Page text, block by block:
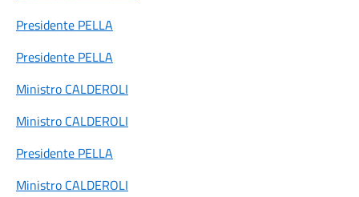
Presidente PELLA
Presidente PELLA
Ministro CALDEROLI
Ministro CALDEROLI
Presidente PELLA
Ministro CALDEROLI